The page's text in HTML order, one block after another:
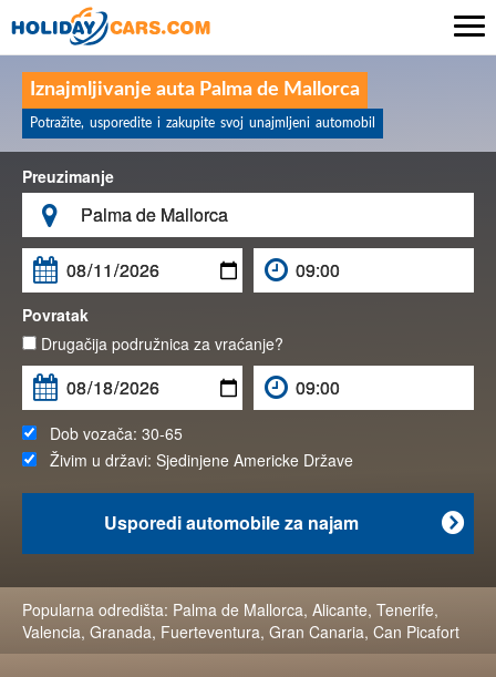
Iznajmljivanje auta Palma de Mallorca
Potražite, usporedite i zakupite svoj unajmljeni automobil
Preuzimanje


Povratak
Drugačija podružnica za vraćanje?
Dob vozača: 30-65
Živim u državi: Sjedinjene Americke Države

Usporedi automobile za najam
Popularna odredišta: Palma de Mallorca, Alicante, Tenerife,
Valencia, Granada, Fuerteventura, Gran Canaria, Can Picafort